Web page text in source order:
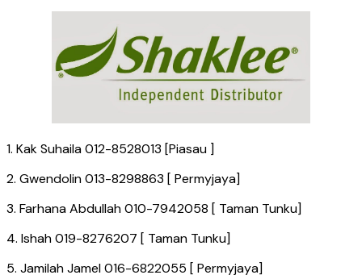
1. Kak Suhaila 012-8528013 [Piasau ]
2. Gwendolin 013-8298863 [ Permyjaya]
3. Farhana Abdullah 010-7942058 [ Taman Tunku]
4. Ishah 019-8276207 [ Taman Tunku]
5. Jamilah Jamel 016-6822055 [ Permyjaya]